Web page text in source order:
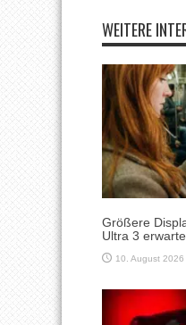
WEITERE
Größere
Ultra 3
10. August 2026